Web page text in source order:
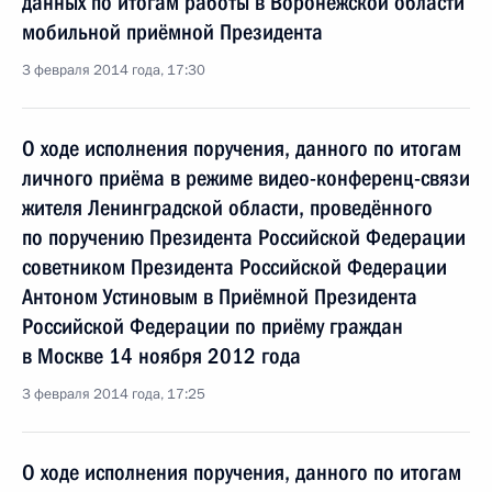
мобильной приёмной Президента
3 февраля 2014 года, 17:30
О ходе исполнения поручения, данного по итогам
личного приёма в режиме видео-конференц-связи
жителя Ленинградской области, проведённого
по поручению Президента Российской Федерации
советником Президента Российской Федерации
Антоном Устиновым в Приёмной Президента
Российской Федерации по приёму граждан
в Москве 14 ноября 2012 года
3 февраля 2014 года, 17:25
О ходе исполнения поручения, данного по итогам